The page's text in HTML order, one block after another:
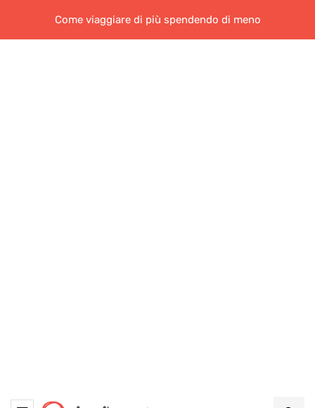
Come viaggiare di più spendendo di meno